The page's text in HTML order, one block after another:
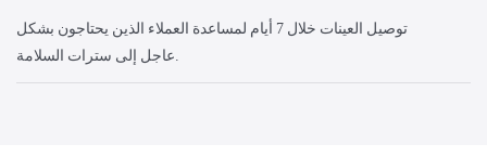
توصيل العينات خلال 7 أيام لمساعدة العملاء الذين يحتاجون بشكل